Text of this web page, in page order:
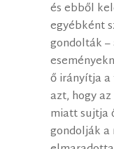
és ebből
egyébként
gondolták
ő irányítja
azt, hogy
miatt sujtja
gondolják a